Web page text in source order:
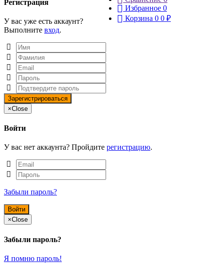
Избранное 0
Корзина 0 0 ₽
Регистрация
У вас уже есть аккаунт?
Выполните вход.
×Close
Войти
У вас нет аккаунта? Пройдите регистрацию.
Забыли пароль?
×Close
Забыли пароль?
Я помню пароль!